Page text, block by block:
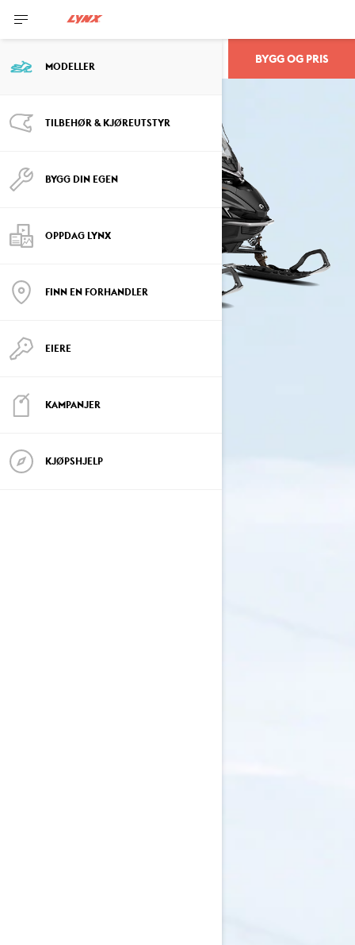
MODELLER
TILBEHØR & KJØREUTSTYR
BYGG DIN EGEN
OPPDAG LYNX
FINN EN FORHANDLER
EIERE
KAMPANJER
KJØPSHJELP
ADVENTURE BYGG OG PRIS